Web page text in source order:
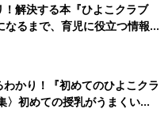
じか。
オルをレンタルしよう。あ
の紙じゃない布のハンドタ
万円もあれば足りるんじゃ
ふさわしいタオルライフを
。買ってすらいないのに楽
解決する本『ひよこクラブ
るまで、育児に役立つ情報が
かり！『初めてのひよこクラ
〉初めての授乳がうまくい
基本と夏のトラブル 解決テ